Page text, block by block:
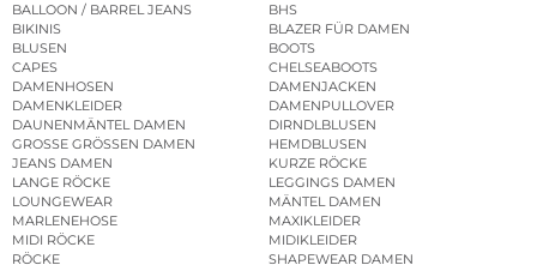
BALLOON / BARREL JEANS
BHS
BIKINIS
BLAZER FÜR DAMEN
BLUSEN
BOOTS
CAPES
CHELSEABOOTS
DAMENHOSEN
DAMENJACKEN
DAMENKLEIDER
DAMENPULLOVER
DAUNENMÄNTEL DAMEN
DIRNDLBLUSEN
GROSSE GRÖSSEN DAMEN
HEMDBLUSEN
JEANS DAMEN
KURZE RÖCKE
LANGE RÖCKE
LEGGINGS DAMEN
LOUNGEWEAR
MÄNTEL DAMEN
MARLENEHOSE
MAXIKLEIDER
MIDI RÖCKE
MIDIKLEIDER
RÖCKE
SHAPEWEAR DAMEN